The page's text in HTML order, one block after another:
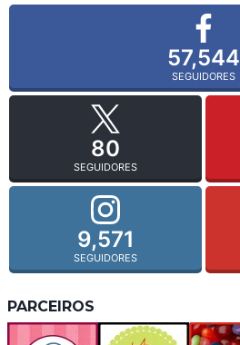
57,544
SEGUIDORES
80
SEGUIDORES
9,571
SEGUIDORES
PARCEIROS